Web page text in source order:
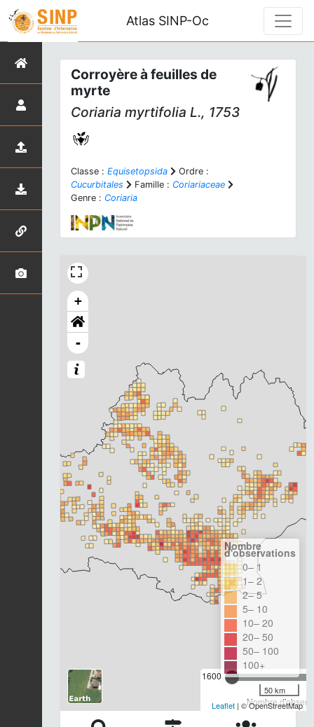
Atlas SINP-Oc
Corroyère à feuilles de
myrte
Coriaria myrtifolia L., 1753
Classe : Equisetopsida
Ordre :
Cucurbitales
Famille : Coriariaceae
Genre : Coriaria
+
-
1600
Nombre
Nombre
d'observations
0– 1
1– 2
2– 5
5– 10
10– 20
20– 50
50– 100
100+
50 km
Leaflet | © OpenStreetMap